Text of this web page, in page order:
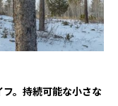
フ。持続可能な小さな